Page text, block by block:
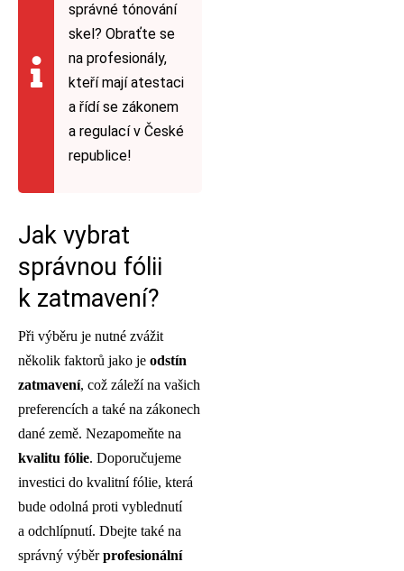
správné tónování
skel? Obraťte se
na profesionály,
kteří mají atestaci
a řídí se zákonem
a regulací v České
republice!
Jak vybrat
správnou fólii
k zatmavení?
Při výběru je nutné zvážit
několik faktorů jako je odstín
zatmavení, což záleží na vašich
preferencích a také na zákonech
dané země. Nezapomeňte na
kvalitu fólie. Doporučujeme
investici do kvalitní fólie, která
bude odolná proti vyblednutí
a odchlípnutí. Dbejte také na
správný výběrprofesionální